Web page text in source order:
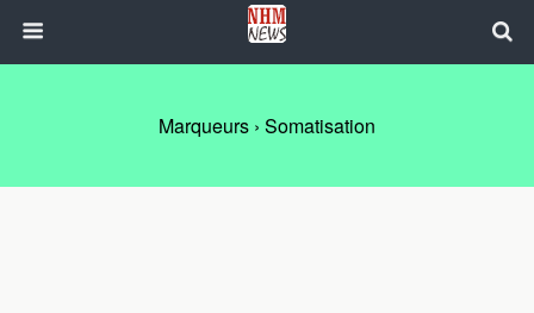
Marqueurs › Somatisation